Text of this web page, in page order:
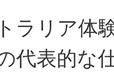
ラリア体
代表的な